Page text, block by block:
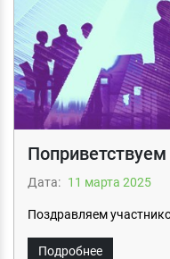
Дата: 11 мартa 2025
Поздравляем
Подробнее